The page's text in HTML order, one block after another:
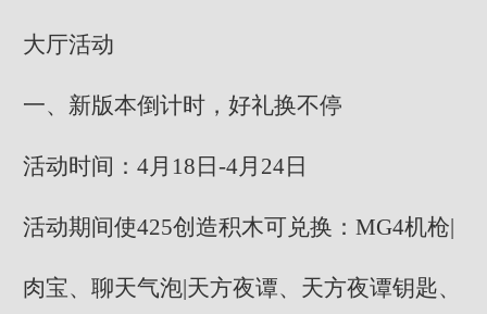
大厅活动
一、新版本倒计时，好礼换不停
活动时间：4月18日-4月24日
活动期间使425创造积木可兑换：MG4机枪|
肉宝、聊天气泡|天方夜谭、天方夜谭钥匙、